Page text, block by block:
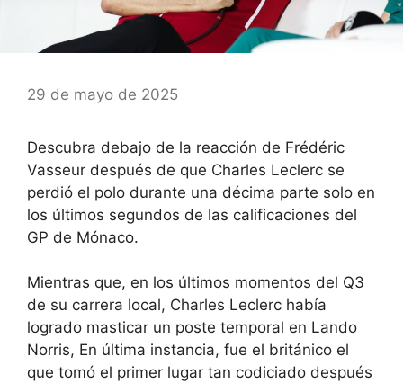
29 de mayo de 2025
Descubra debajo de la reacción de Frédéric
Vasseur después de que Charles Leclerc se
perdió el polo durante una décima parte solo en
los últimos segundos de las calificaciones del
GP de Mónaco.
Mientras que, en los últimos momentos del Q3
de su carrera local, Charles Leclerc había
logrado masticar un poste temporal en Lando
Norris, En última instancia, fue el británico el
que tomó el primer lugar tan codiciado después